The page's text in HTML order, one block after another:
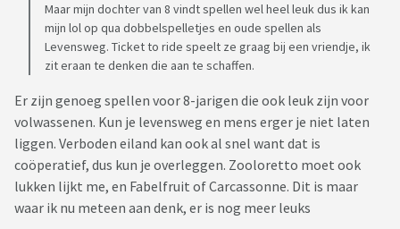
Maar mijn dochter van 8 vindt spellen wel heel leuk dus ik kan
mijn lol op qua dobbelspelletjes en oude spellen als
Levensweg. Ticket to ride speelt ze graag bij een vriendje, ik
zit eraan te denken die aan te schaffen.
Er zijn genoeg spellen voor 8-jarigen die ook leuk zijn voor
volwassenen. Kun je levensweg en mens erger je niet laten
liggen. Verboden eiland kan ook al snel want dat is
coöperatief, dus kun je overleggen. Zooloretto moet ook
lukken lijkt me, en Fabelfruit of Carcassonne. Dit is maar
waar ik nu meteen aan denk, er is nog meer leuks